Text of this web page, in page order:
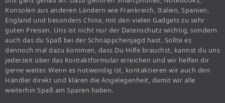
Konsolen aus anderen Ländern wie Frankreich, Italien, Spanien,
England und besonders China, mit den vielen Gadgets zu sehr
guten Preisen. Uns ist nicht nur der Datenschutz wichtig, sondern
auch das du Spaß bei der Schnäppchenjagd hast. Sollte es
dennoch mal dazu kommen, dass Du Hilfe brauchst, kannst du uns
jederzeit über das Kontaktformular erreichen und wir helfen dir
gerne weiter. Wenn es notwendig ist, kontaktieren wir auch den
Händler direkt und klären die Angelegenheit, damit wir alle
weiterhin Spaß am Sparen haben.